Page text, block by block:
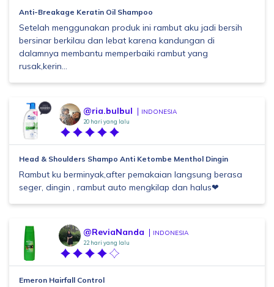
Anti-Breakage Keratin Oil Shampoo
Setelah menggunakan produk ini rambut aku jadi bersih
bersinar berkilau dan lebat karena kandungan di
dalamnya membantu memperbaiki rambut yang
rusak,kerin...
@ria.bulbul INDONESIA
20 hari yang lalu
Head & Shoulders Shampo Anti Ketombe Menthol Dingin
Rambut ku berminyak,after pemakaian langsung berasa
seger, dingin , rambut auto mengkilap dan halus❤
@ReviaNanda INDONESIA
22 hari yang lalu
Emeron Hairfall Control